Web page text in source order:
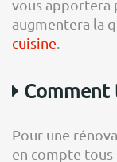
vous apportera
augmentera la
cuisine
Comment
Pour une
en compte